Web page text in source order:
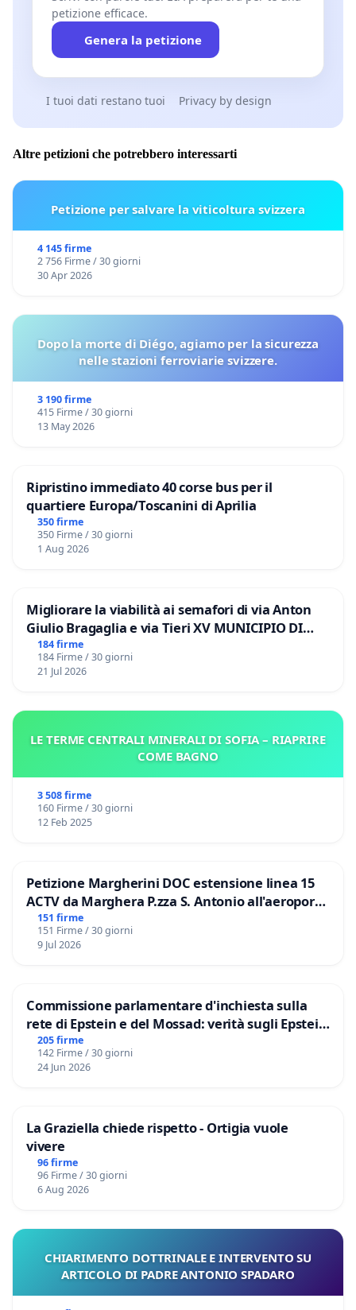
petizione efficace.
Genera la petizione
I tuoi dati restano tuoi Privacy by design
Altre petizioni che potrebbero interessarti
Petizione per salvare la viticoltura svizzera
4 145 firme
2 756 Firme / 30 giorni
30 Apr 2026
Dopo la morte di Diégo, agiamo per la sicurezza
nelle stazioni ferroviarie svizzere.
3 190 firme
415 Firme / 30 giorni
13 May 2026
Ripristino immediato 40 corse bus per il
quartiere Europa/Toscanini di Aprilia
350 firme
350 Firme / 30 giorni
1 Aug 2026
Migliorare la viabilità ai semafori di via Anton
Giulio Bragaglia e via Tieri XV MUNICIPIO DI
ROMA
184 firme
184 Firme / 30 giorni
21 Jul 2026
LE TERME CENTRALI MINERALI DI SOFIA – RIAPRIRE
COME BAGNO
3 508 firme
160 Firme / 30 giorni
12 Feb 2025
Petizione Margherini DOC estensione linea 15
ACTV da Marghera P.zza S. Antonio all'aeroporto
Marco Polo tariffa a € 1,50
151 firme
151 Firme / 30 giorni
9 Jul 2026
Commissione parlamentare d'inchiesta sulla
rete di Epstein e del Mossad: verità sugli Epstein
Files
205 firme
142 Firme / 30 giorni
24 Jun 2026
La Graziella chiede rispetto - Ortigia vuole
vivere
96 firme
96 Firme / 30 giorni
6 Aug 2026
CHIARIMENTO DOTTRINALE E INTERVENTO SU
ARTICOLO DI PADRE ANTONIO SPADARO